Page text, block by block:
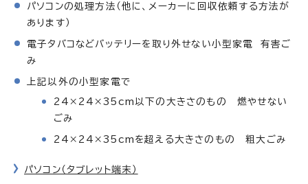
パソコンの処理方法（他に、メーカーに回収依頼する方法が
あります）
電子タバコなどバッテリーを取り外せない小型家電 有害ご
み
上記以外の小型家電で
24×24×35cm以下の大きさのもの 燃やせない
ごみ
24×24×35cmを超える大きさのもの 粗大ごみ
パソコン（タブレット端末）